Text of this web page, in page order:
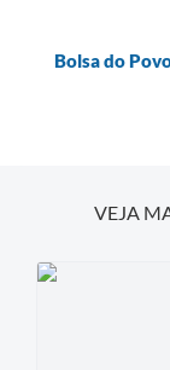
Bolsa do
VEJA